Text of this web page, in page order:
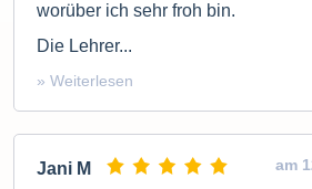
worüber ich sehr froh bin.
Die Lehrer...
» Weiterlesen
Jani M am